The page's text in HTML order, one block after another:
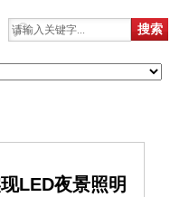
LED夜景照明